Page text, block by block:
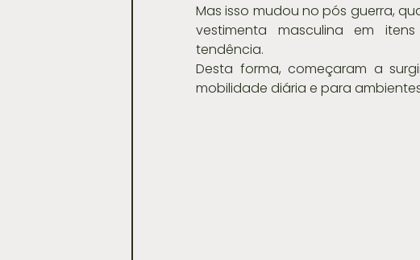
Mas isso mudou no pós guerra,
vestimenta masculina em
tendência.
Desta forma, começaram a
mobilidade diária e para